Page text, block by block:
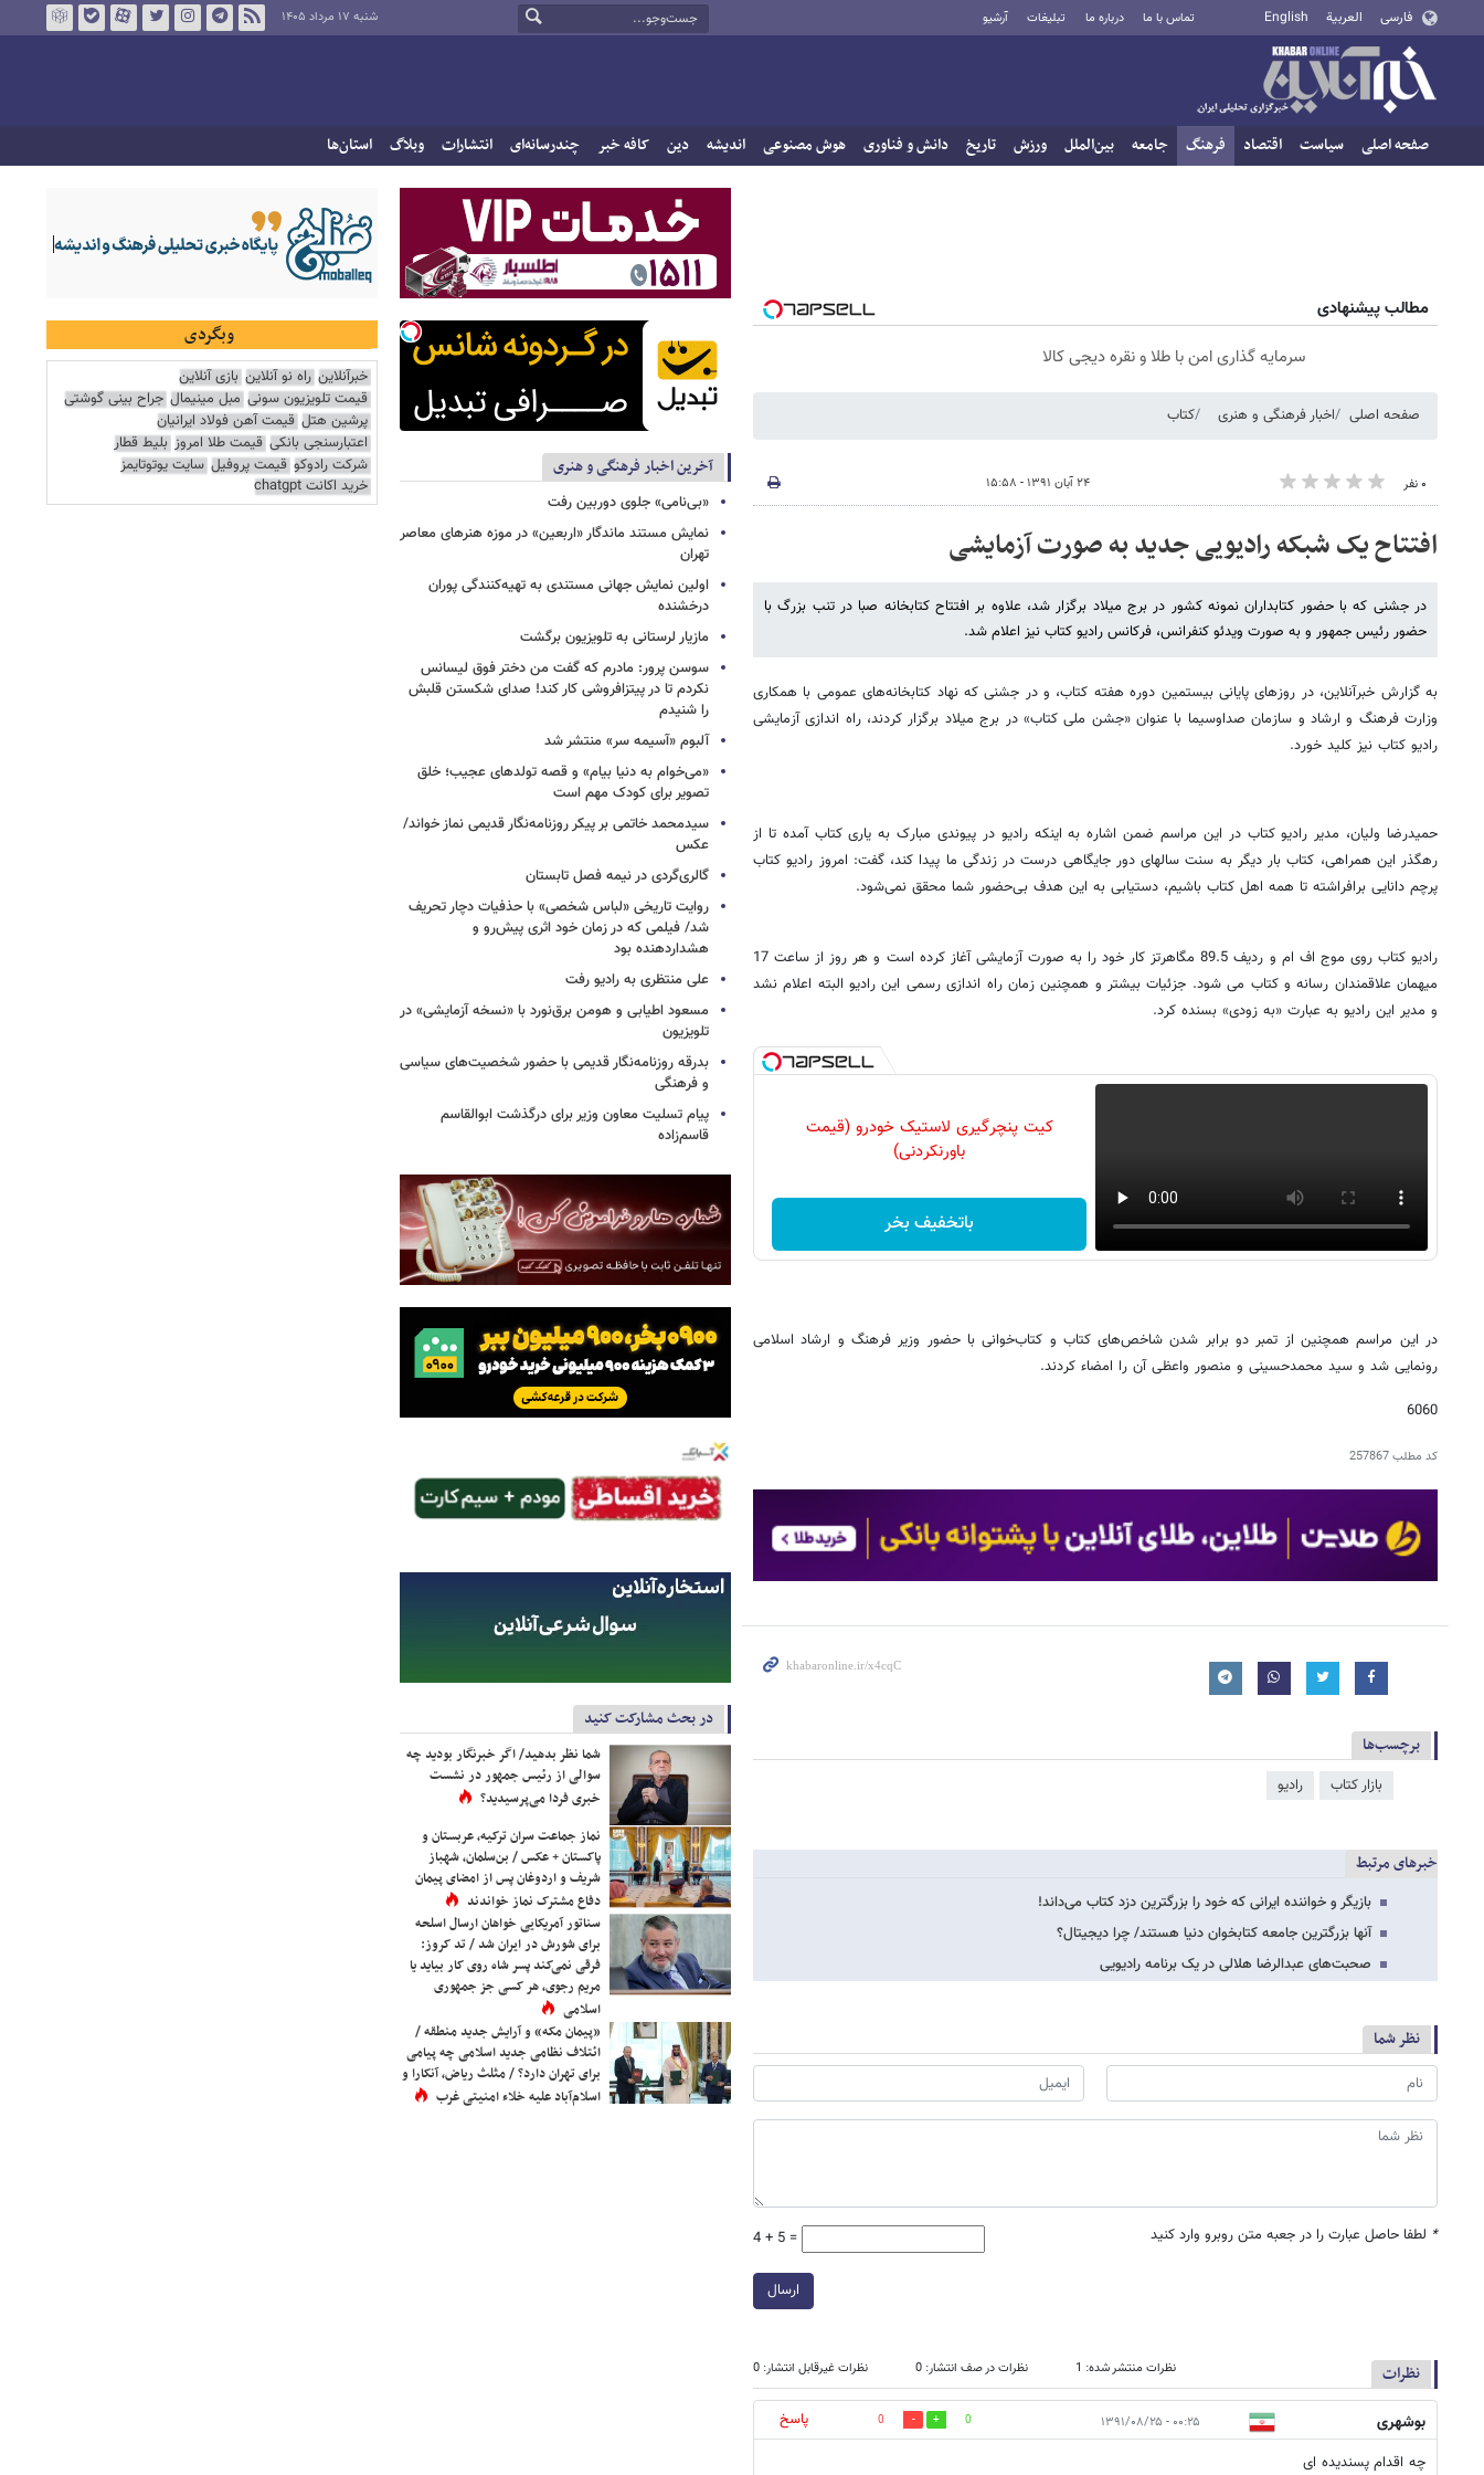
فارسی العربية English تماس با ما درباره ما تبلیغات آرشیو شنبه ۱۷ مرداد ۱۴۰۵
صفحه اصلی سیاست اقتصاد فرهنگ جامعه بین‌الملل ورزش تاریخ دانش و فناوری هوش مصنوعی اندیشه دین کافه خبر چندرسانه‌ای انتشارات وبلاگ استان‌ها
مطالب پیشنهادی
سرمایه گذاری امن با طلا و نقره دیجی کالا
صفحه اصلی اخبار فرهنگی و هنری کتاب
۰ نفر ۲۴ آبان ۱۳۹۱ - ۱۵:۵۸
افتتاح یک شبکه رادیویی جدید به صورت آزمایشی
در جشنی که با حضور کتابداران نمونه کشور در برج میلاد برگزار شد، علاوه بر افتتاح کتابخانه صبا در تنب بزرگ با
حضور رئیس جمهور و به صورت ویدئو کنفرانس، فرکانس رادیو کتاب نیز اعلام شد.
به گزارش خبرآنلاین، در روزهای پایانی بیستمین دوره هفته کتاب، و در جشنی که نهاد کتابخانه‌های عمومی با همکاری
وزارت فرهنگ و ارشاد و سازمان صداوسیما با عنوان «جشن ملی کتاب» در برج میلاد برگزار کردند، راه اندازی آزمایشی
رادیو کتاب نیز کلید خورد.
حمیدرضا ولیان، مدیر رادیو کتاب در این مراسم ضمن اشاره به اینکه رادیو در پیوندی مبارک به یاری کتاب آمده تا از
رهگذر این همراهی، کتاب بار دیگر به سنت ‌سالهای دور جایگاهی درست در زندگی ما پیدا کند، گفت: امروز رادیو کتاب
پرچم دانایی برافراشته تا همه اهل کتاب باشیم، دستیابی به این هدف بی‌حضور شما محقق نمی‌شود.
رادیو کتاب روی موج اف ام و ردیف 89.5 مگاهرتز کار خود را به صورت آزمایشی آغاز کرده است و هر روز از ساعت 17
میهمان علاقمندان رسانه و کتاب می شود. جزئیات بیشتر و همچنین زمان راه اندازی رسمی این رادیو البته اعلام نشد
و مدیر این رادیو به عبارت «به زودی» بسنده کرد.
کیت پنچرگیری لاستیک خودرو (قیمت
باورنکردنی)
باتخفیف بخر
در این مراسم همچنین از تمبر دو برابر شدن شاخص‌های کتاب و کتاب‌خوانی با حضور وزیر فرهنگ و ارشاد اسلامی
رونمایی شد و سید محمدحسینی و منصور واعظی آن را امضاء کردند.
6060
کد مطلب257867
برچسب‌ها
بازار کتاب رادیو
خبرهای مرتبط
بازیگر و خواننده ایرانی که خود را بزرگترین دزد کتاب می‌داند!
آنها بزرگترین جامعه کتابخوان دنیا هستند/ چرا دیجیتال؟
صحبت‌های عبدالرضا هلالی در یک برنامه رادیویی
نظر شما
* لطفا حاصل عبارت را در جعبه متن روبرو وارد کنید 4 + 5 =
ارسال
نظرات نظرات منتشر شده: 1 نظرات در صف انتشار: 0 نظرات غیرقابل انتشار: 0
بوشهری ۰۰:۲۵ - ۱۳۹۱/۰۸/۲۵ 0
0
پاسخ
چه اقدام پسندیده ای
آخرین اخبار فرهنگی و هنری
«بی‌نامی» جلوی دوربین رفت
نمایش مستند ماندگار «اربعین» در موزه هنرهای معاصر
تهران
اولین نمایش جهانی مستندی به تهیه‌کنندگی پوران
درخشنده
مازیار لرستانی به تلویزیون برگشت
سوسن پرور: مادرم که گفت من دختر فوق‌ لیسانس
نکردم تا در پیتزافروشی کار کند! صدای شکستن قلبش
را شنیدم
آلبوم «آسیمه سر» منتشر شد
«می‌خوام به دنیا بیام» و قصه تولدهای عجیب؛ خلق
تصویر برای کودک مهم است
سیدمحمد خاتمی بر پیکر روزنامه‌نگار قدیمی نماز خواند/
عکس
گالری‌گردی در نیمه فصل تابستان
روایت تاریخی «لباس شخصی» با حذفیات دچار تحریف
شد/ فیلمی که در زمان خود اثری پیش‌رو و
هشداردهنده بود
علی منتظری به رادیو رفت
مسعود اطیابی و هومن برق‌نورد با «نسخه آزمایشی» در
تلویزیون
بدرقه روزنامه‌نگار قدیمی با حضور شخصیت‌های سیاسی
و فرهنگی
پیام تسلیت معاون وزیر برای درگذشت ابوالقاسم
قاسم‌زاده
در بحث مشارکت کنید
شما نظر بدهید/ اگر خبرنگار بودید چه
سوالی از رئیس جمهور در نشست
خبری فردا می‌پرسیدید؟
نماز جماعت سران ترکیه، عربستان و
پاکستان + عکس / بن‌سلمان، شهباز
شریف و اردوغان پس از امضای پیمان
دفاع مشترک نماز خواندند
سناتور آمریکایی خواهان ارسال اسلحه
برای شورش در ایران شد / تد کروز:
فرقی نمی‌کند پسر شاه روی کار بیاید یا
مریم رجوی، هر کسی جز جمهوری
اسلامی
«پیمان مکه» و آرایش جدید منطقه /
ائتلاف نظامی جدید اسلامی چه پیامی
برای تهران دارد؟ / مثلث ریاض، آنکارا و
اسلام‌آباد علیه خلاء امنیتی غرب
وبگردی
خبرآنلاین راه نو آنلاین بازی آنلاین
قیمت تلویزیون سونی مبل مینیمال جراح بینی گوشتی
پرشین هتل قیمت آهن فولاد ایرانیان
اعتبارسنجی بانکی قیمت طلا امروز بلیط قطار
شرکت رادوکو قیمت پروفیل سایت یوتوتایمز
خرید اکانت chatgpt